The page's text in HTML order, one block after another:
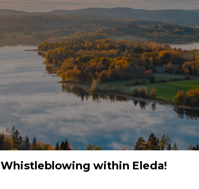
Whistleblowing within Eleda!